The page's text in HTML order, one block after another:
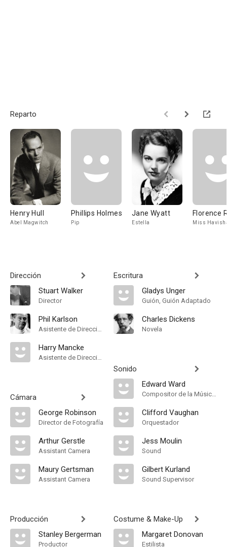
Reparto
Henry Hull
Abel Magwitch
Phillips Holmes
Pip
Jane Wyatt
Estella
Florence
Miss
Dirección
Stuart Walker
Director
Phil Karlson
Asistente de Dirección
Harry Mancke
Asistente de Dirección
Cámara
George Robinson
Director de Fotografía
Arthur Gerstle
Assistant Camera
Maury Gertsman
Assistant Camera
Producción
Stanley Bergerman
Productor
Escritura
Gladys Unger
Guión, Guión Adaptado
Charles Dickens
Novela
Sonido
Edward Ward
Compositor de la Música Original
Clifford Vaughan
Orquestador
Jess Moulin
Sound
Gilbert Kurland
Sound Supervisor
Costume & Make-Up
Margaret Donovan
Estilista